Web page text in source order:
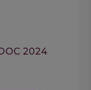
2024